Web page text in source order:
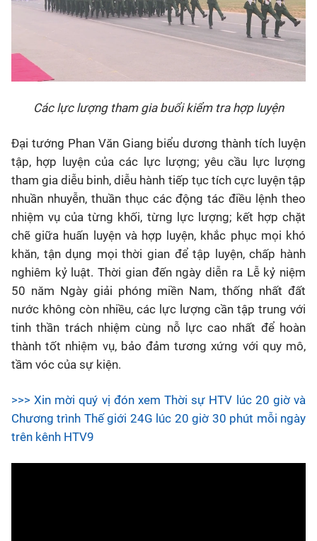
Các lực lượng tham gia buổi kiểm tra hợp luyện
Đại tướng Phan Văn Giang biểu dương thành tích luyện
tập, hợp luyện của các lực lượng; yêu cầu lực lượng
tham gia diễu binh, diễu hành tiếp tục tích cực luyện tập
nhuần nhuyễn, thuần thục các động tác điều lệnh theo
nhiệm vụ của từng khối, từng lực lượng; kết hợp chặt
chẽ giữa huấn luyện và hợp luyện, khắc phục mọi khó
khăn, tận dụng mọi thời gian để tập luyện, chấp hành
nghiêm kỷ luật. Thời gian đến ngày diễn ra Lễ kỷ niệm
50 năm Ngày giải phóng miền Nam, thống nhất đất
nước không còn nhiều, các lực lượng cần tập trung với
tinh thần trách nhiệm cùng nỗ lực cao nhất để hoàn
thành tốt nhiệm vụ, bảo đảm tương xứng với quy mô,
tầm vóc của sự kiện.
>>> Xin mời quý vị đón xem Thời sự HTV lúc 20 giờ và
Chương trình Thế giới 24G lúc 20 giờ 30 phút mỗi ngày
trên kênh HTV9